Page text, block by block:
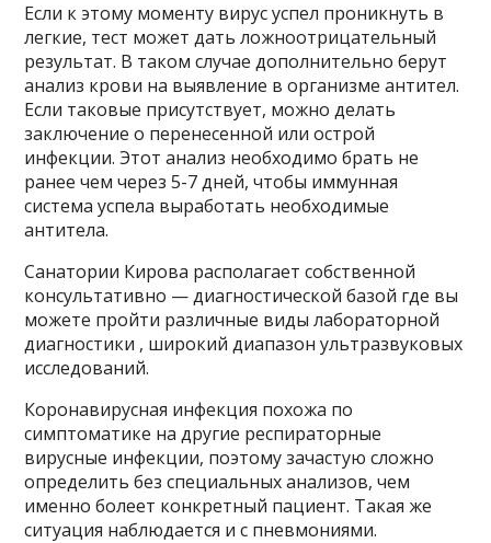
Если к этому моменту вирус успел проникнуть в
легкие, тест может дать ложноотрицательный
результат. В таком случае дополнительно берут
анализ крови на выявление в организме антител.
Если таковые присутствует, можно делать
заключение о перенесенной или острой
инфекции. Этот анализ необходимо брать не
ранее чем через 5-7 дней, чтобы иммунная
система успела выработать необходимые
антитела.
Санатории Кирова располагает собственной
консультативно — диагностической базой где вы
можете пройти различные виды лабораторной
диагностики , широкий диапазон ультразвуковых
исследований.
Коронавирусная инфекция похожа по
симптоматике на другие респираторные
вирусные инфекции, поэтому зачастую сложно
определить без специальных анализов, чем
именно болеет конкретный пациент. Такая же
ситуация наблюдается и с пневмониями.